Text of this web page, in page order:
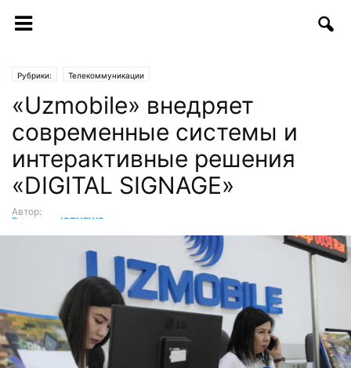
Рубрики: Телекоммуникации
«Uzmobile» внедряет
современные системы и
интерактивные решения
«DIGITAL SIGNAGE»
Автор:
Редакция ICTNEWS